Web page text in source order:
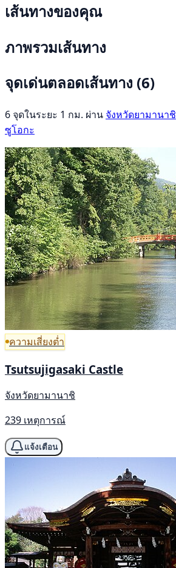
เส้นทางของคุณ
ภาพรวมเส้นทาง
จุดเด่นตลอดเส้นทาง (6)
6 จุดในระยะ 1 กม. ผ่าน จังหวัดยามานาชิ
ซูโอกะ
ความเสี่ยงต่ำ
Tsutsujigasaki Castle
จังหวัดยามานาชิ
239 เหตุการณ์
แจ้งเตือน